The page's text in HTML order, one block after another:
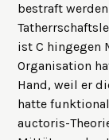
bestraft
ist C hingegen
Organisation
Hand, weil er
hatte
auctoris-